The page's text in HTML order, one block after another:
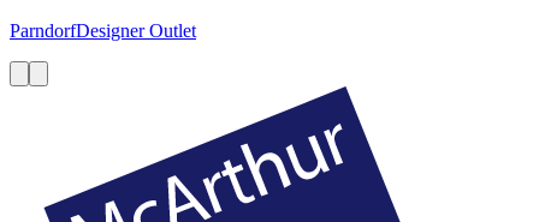
ParndorfDesigner Outlet